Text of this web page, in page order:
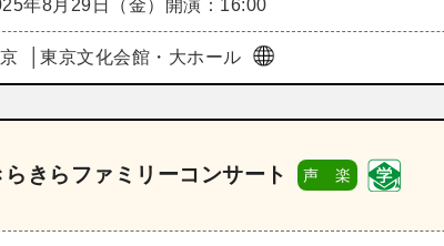
年8月29日（金） 開演：16:00
東京文化会館・大ホール
きらファミリーコンサート 声 楽